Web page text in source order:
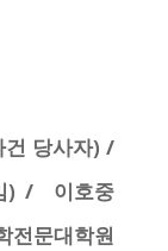
건 당사자) /
) /
이호중
전문대학원